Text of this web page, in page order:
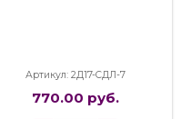
Артикул: 2Д17-СДЛ-7
770.00 руб.